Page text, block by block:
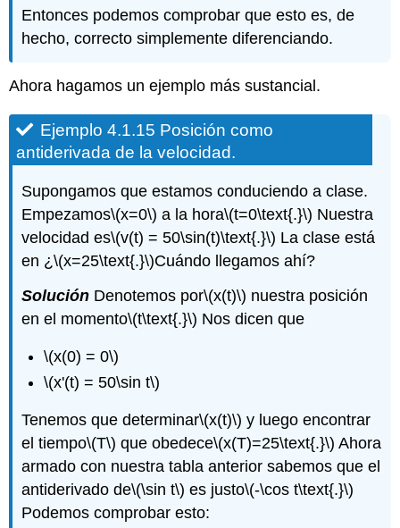
Entonces podemos comprobar que esto es, de
hecho, correcto simplemente diferenciando.
Ahora hagamos un ejemplo más sustancial.
Ejemplo 4.1.15 Posición como
antiderivada de la velocidad.
Supongamos que estamos conduciendo a clase.
Empezamos\(x=0\) a la hora\(t=0\text{.}\) Nuestra
velocidad es\(v(t) = 50\sin(t)\text{.}\) La clase está
en ¿\(x=25\text{.}\)Cuándo llegamos ahí?
Solución Denotemos por\(x(t)\) nuestra posición
en el momento\(t\text{.}\) Nos dicen que
\(x(0) = 0\)
\(x'(t) = 50\sin t\)
Tenemos que determinar\(x(t)\) y luego encontrar
el tiempo\(T\) que obedece\(x(T)=25\text{.}\) Ahora
armado con nuestra tabla anterior sabemos que el
antiderivado de\(\sin t\) es justo\(-\cos t\text{.}\)
Podemos comprobar esto: